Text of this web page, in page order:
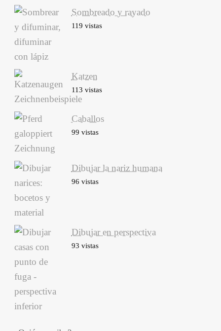
Sombreado y rayado
119 vistas
Katzen
113 vistas
Caballos
99 vistas
Dibujar la nariz humana
96 vistas
Dibujar en perspectiva
93 vistas